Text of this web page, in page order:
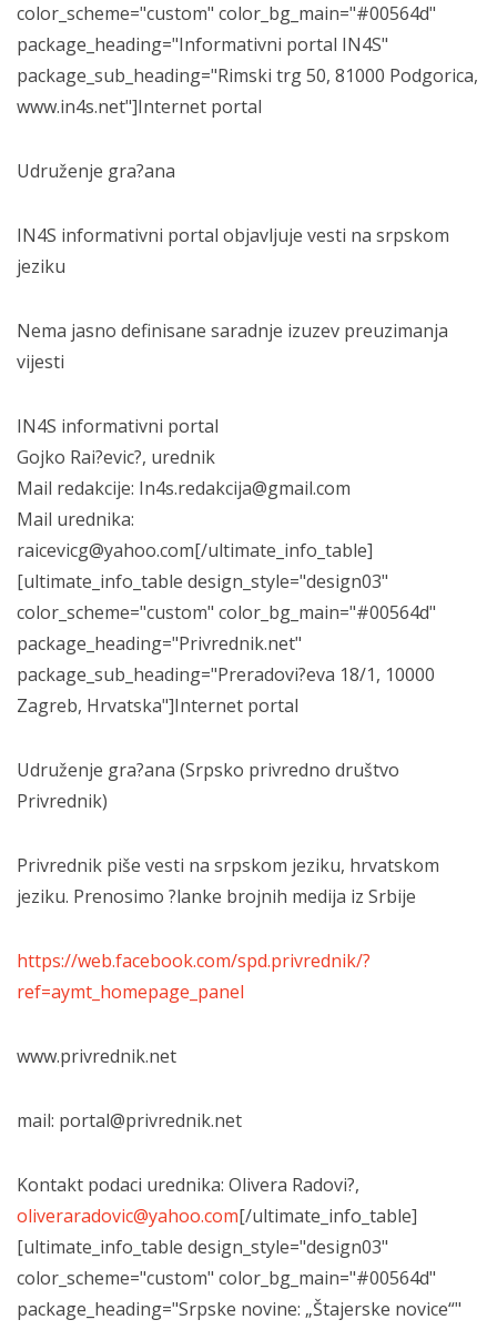
color_scheme="custom" color_bg_main="#00564d"
package_heading="Informativni portal IN4S"
package_sub_heading="Rimski trg 50, 81000 Podgorica,
www.in4s.net"]Internet portal
Udruženje gra?ana
IN4S informativni portal objavljuje vesti na srpskom
jeziku
Nema jasno definisane saradnje izuzev preuzimanja
vijesti
IN4S informativni portal
Gojko Rai?evic?, urednik
Mail redakcije: In4s.redakcija@gmail.com
Mail urednika:
raicevicg@yahoo.com[/ultimate_info_table]
[ultimate_info_table design_style="design03"
color_scheme="custom" color_bg_main="#00564d"
package_heading="Privrednik.net"
package_sub_heading="Preradovi?eva 18/1, 10000
Zagreb, Hrvatska"]Internet portal
Udruženje gra?ana (Srpsko privredno društvo
Privrednik)
Privrednik piše vesti na srpskom jeziku, hrvatskom
jeziku. Prenosimo ?lanke brojnih medija iz Srbije
https://web.facebook.com/spd.privrednik/?
ref=aymt_homepage_panel
www.privrednik.net
mail: portal@privrednik.net
Kontakt podaci urednika: Olivera Radovi?,
oliveraradovic@yahoo.com[/ultimate_info_table]
[ultimate_info_table design_style="design03"
color_scheme="custom" color_bg_main="#00564d"
package_heading="Srpske novine: „Štajerske novice“"